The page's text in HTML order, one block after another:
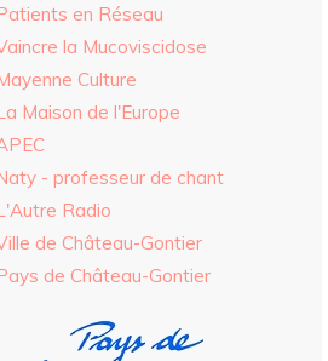
en Réseau
la Mucoviscidose
Culture
Maison de l'Europe
- professeur de chant
Radio
de Château-Gontier
de Château-Gontier